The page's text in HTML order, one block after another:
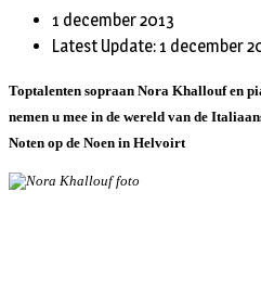
1 december 2013
Latest Update: 1 december
Toptalenten sopraan Nora Khallouf en
nemen u mee in de wereld van de
Noten op de Noen in Helvoirt